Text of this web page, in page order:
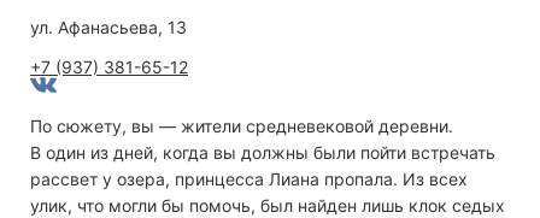
ул. Афанасьева, 13
+7 (937) 381-65-12
По сюжету, вы — жители средневековой деревни.
В один из дней, когда вы должны были пойти встречать
рассвет у озера, принцесса Лиана пропала. Из всех
улик, что могли бы помочь, был найден лишь клок седых